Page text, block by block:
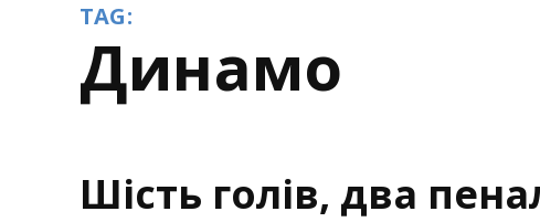
TAG:
Динамо
Шість голів, два